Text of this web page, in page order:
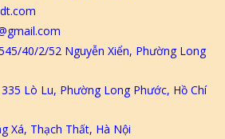
40/2/52 Nguyễn Xiển, Phường Long
335 Lò Lu, Phường Long Phước, Hồ Chí
Xá, Thạch Thất, Hà Nội